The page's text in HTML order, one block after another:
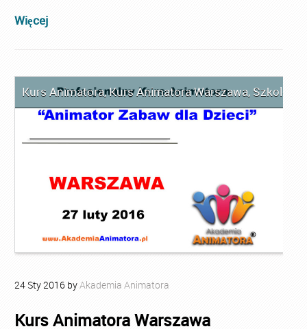
Więcej
Kurs Animatora,Kurs Animatora Warszawa,
24 Sty2016 byAkademia Animatora
Kurs Animatora Warszawa